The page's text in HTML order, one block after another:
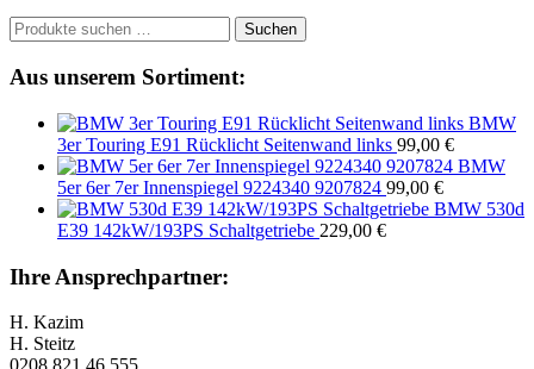
Suchen
nach:
Suchen
Aus unserem Sortiment:
BMW
3er Touring E91 Rücklicht Seitenwand links 99,00 €
BMW
5er 6er 7er Innenspiegel 9224340 9207824 99,00 €
BMW 530d
E39 142kW/193PS Schaltgetriebe 229,00 €
Ihre Ansprechpartner:
H. Kazim
H. Steitz